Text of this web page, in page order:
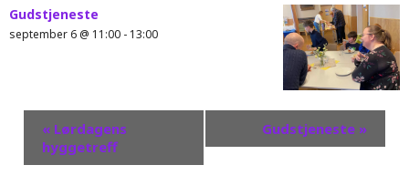
Gudstjeneste
september 6 @ 11:00 - 13:00
« Lørdagens
hyggetreff
Gudstjeneste »